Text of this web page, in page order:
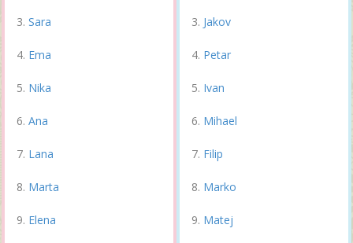
Sara
Ema
Nika
Ana
Lana
Marta
Elena
Jakov
Petar
Ivan
Mihael
Filip
Marko
Matej